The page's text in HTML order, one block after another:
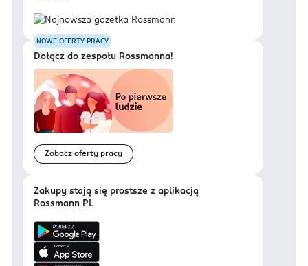
NOWE OFERTY PRACY
Dołącz do zespołu Rossmanna!
Zobacz oferty pracy
Zakupy stają się prostsze z aplikacją
Rossmann PL